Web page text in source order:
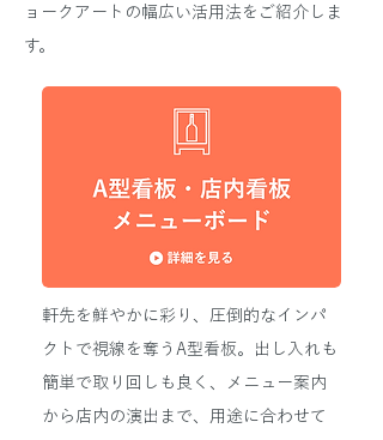
ョークアートの幅広い活用法をご紹介しま
す。
軒先を鮮やかに彩り、圧倒的なインパ
クトで視線を奪うA型看板。出し入れも
簡単で取り回しも良く、メニュー案内
から店内の演出まで、用途に合わせて